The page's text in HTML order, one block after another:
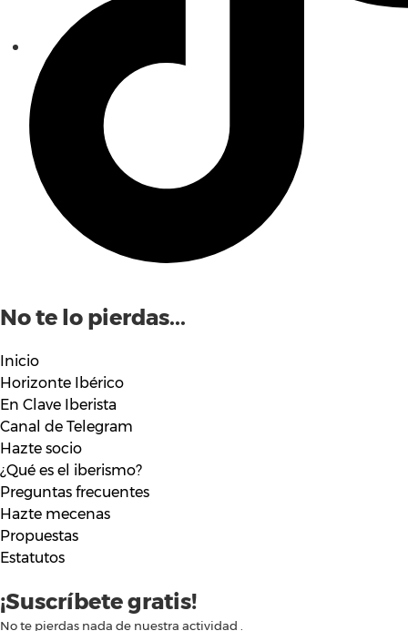
No te lo pierdas...
Inicio
Horizonte Ibérico
En Clave Iberista
Canal de Telegram
Hazte socio
¿Qué es el iberismo?
Preguntas frecuentes
Hazte mecenas
Propuestas
Estatutos
¡Suscríbete gratis!
No te pierdas nada de nuestra actividad .